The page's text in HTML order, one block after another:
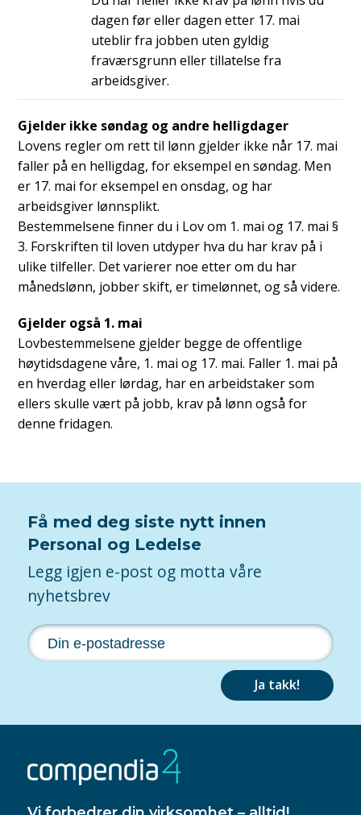
dagen før eller dagen etter 17. mai
uteblir fra jobben uten gyldig
fraværsgrunn eller tillatelse fra
arbeidsgiver.
Gjelder ikke søndag og andre helligdager
Lovens regler om rett til lønn gjelder ikke når 17. mai
faller på en helligdag, for eksempel en søndag. Men
er 17. mai for eksempel en onsdag, og har
arbeidsgiver lønnsplikt.
Bestemmelsene finner du i Lov om 1. mai og 17. mai §
3. Forskriften til loven utdyper hva du har krav på i
ulike tilfeller. Det varierer noe etter om du har
månedslønn, jobber skift, er timelønnet, og så videre.
Gjelder også 1. mai
Lovbestemmelsene gjelder begge de offentlige
høytidsdagene våre, 1. mai og 17. mai. Faller 1. mai på
en hverdag eller lørdag, har en arbeidstaker som
ellers skulle vært på jobb, krav på lønn også for
denne fridagen.
Få med deg siste nytt innen
Personal og Ledelse
Legg igjen e-post og motta våre
nyhetsbrev
Ja takk!